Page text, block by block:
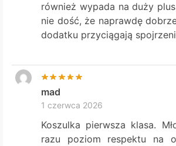
również wypada na duży
nie dość, że naprawdę
dodatku przyciągają
mad
1 czerwca 2026
Koszulka pierwsza klasa.
razu poziom respektu na